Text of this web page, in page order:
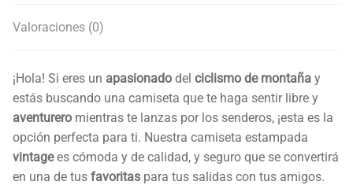
Valoraciones (0)
¡Hola! Si eres un apasionado del ciclismo de montaña y
estás buscando una camiseta que te haga sentir libre y
aventurero mientras te lanzas por los senderos, ¡esta es la
opción perfecta para ti. Nuestra camiseta estampada
vintagees cómoda y de calidad, y seguro que se convertirá
en una de tus favoritas para tus salidas con tus amigos.